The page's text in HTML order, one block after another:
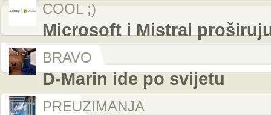
COOL ;)
Microsoft i Mistral
BRAVO
D-Marin ide po svijetu
PREUZIMANJA